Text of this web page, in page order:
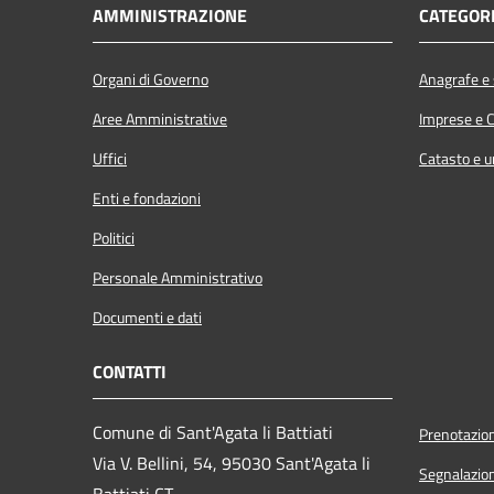
AMMINISTRAZIONE
Organi di Governo
Aree Amministrative
Uffici
Enti e fondazioni
Politici
Personale Amministrativo
Documenti e dati
Anagrafe
Imprese e
Catasto e
CONTATTI
Comune di Sant'Agata li Battiati
Via V. Bellini, 54, 95030 Sant'Agata li